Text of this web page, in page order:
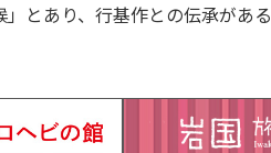
とあり、行基作との伝承がある